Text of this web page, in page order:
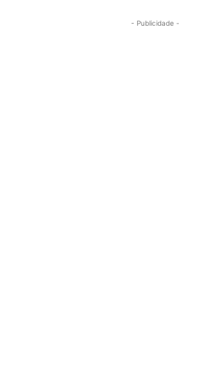
- Publicidade -